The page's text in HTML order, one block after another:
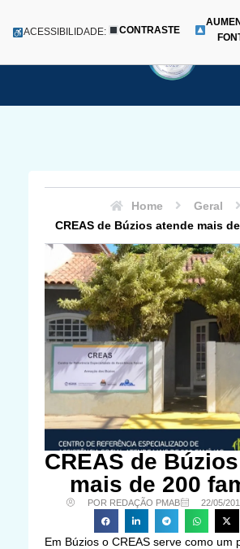
para
ACESSIBILIDADE: CONTRASTE
Home
Geral
CREAS de Búzios atende mais
CREAS de
mais de 200
POR REDAÇÃO PMAB 22/05/
Em Búzios o CREAS serve como um